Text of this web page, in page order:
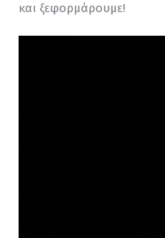
και ξεφορμάρουμε!